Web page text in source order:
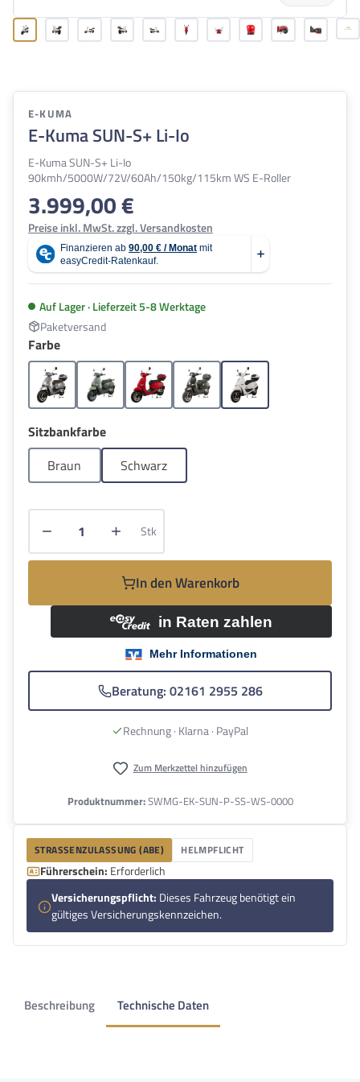
E-KUMA
E-Kuma SUN-S+ Li-Io
E-Kuma SUN-S+ Li-Io
90kmh/5000W/72V/60Ah/150kg/115km WS E-Roller
Regulärer Preis:
3.999,00 €
Preise inkl. MwSt. zzgl. Versandkosten
Auf Lager · Lieferzeit 5-8 Werktage
Paketversand
Farbeauswählen
Grau Grün Rot SchwarzWeiss
Sitzbankfarbeauswählen
Braun
Schwarz
Produkt Anzahl: Gib den gewünschten
Stk
In den Warenkorb
Beratung: 02161 2955 286
Rechnung · Klarna · PayPal
Zum Merkzettel hinzufügen
Produktnummer:SWMG-EK-SUN-P-SS-WS-0000
STRASSENZULASSUNG (ABE) HELMPFLICHT
Führerschein: Erforderlich
Versicherungspflicht: Dieses Fahrzeug benötigt ein
gültiges Versicherungskennzeichen.
Beschreibung Technische Daten